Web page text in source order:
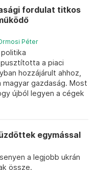
fordulat titkos
Péter
politika
a piaci
hozzájárult ahhoz,
magyar gazdaság. Most
újból legyen a cégek
egymással
a legjobb ukrán
össze.